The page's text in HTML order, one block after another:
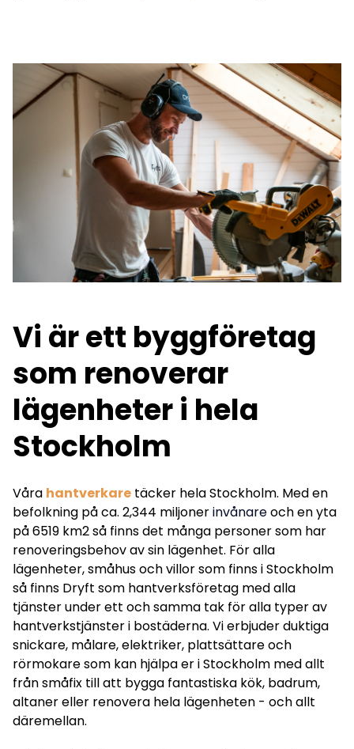
Vi är ett byggföretag
som renoverar
lägenheter i hela
Stockholm
Våra hantverkare täcker helaStockholm. Med en
befolkning på ca. 2,344 miljonerinvånareoch en yta
på 6519 km2 så finns det många personer som har
renoveringsbehov av sin lägenhet. För alla
lägenheter, småhus och villor som finns i Stockholm
så finns Dryft som hantverksföretag med alla
tjänster under ett och samma tak för alla typer av
hantverkstjänster i bostäderna. Vi erbjuder duktiga
snickare, målare, elektriker, plattsättare och
rörmokare som kan hjälpa er i Stockholm med allt
från småfix till att bygga fantastiska kök, badrum,
altaner eller renovera hela lägenheten - och allt
däremellan.